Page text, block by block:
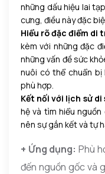
những dấu hiệu lai
cưng, điều này đặc
Hiểu rõ đặc điểm di
kèm với những đặc
những vấn đề sức
nuôi có thể chuẩn bị
phù hợp.
Kết nối với lịch sử di
hệ và tìm hiểu
nên sự gắn kết và tự
+ Ứng dụng:Phù
đến nguồn gốc và